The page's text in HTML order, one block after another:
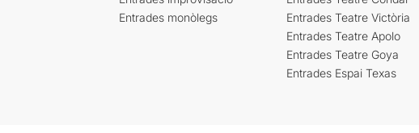
Entrades monòlegs
Entrades Teatre Victòria
Entrades Teatre Apolo
Entrades Teatre Goya
Entrades Espai Texas